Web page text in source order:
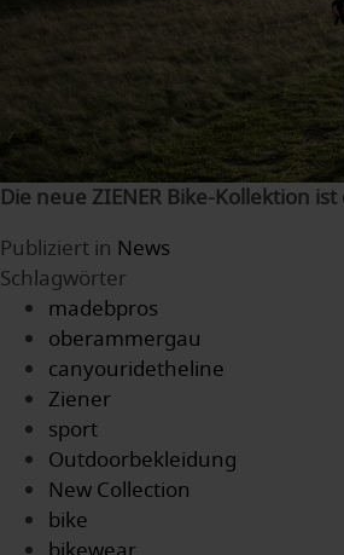
Die neue ZIENER Bike-Kollektion
Publiziert in News
Schlagwörter
madebpros
oberammergau
canyouridetheline
Ziener
sport
Outdoorbekleidung
New Collection
bike